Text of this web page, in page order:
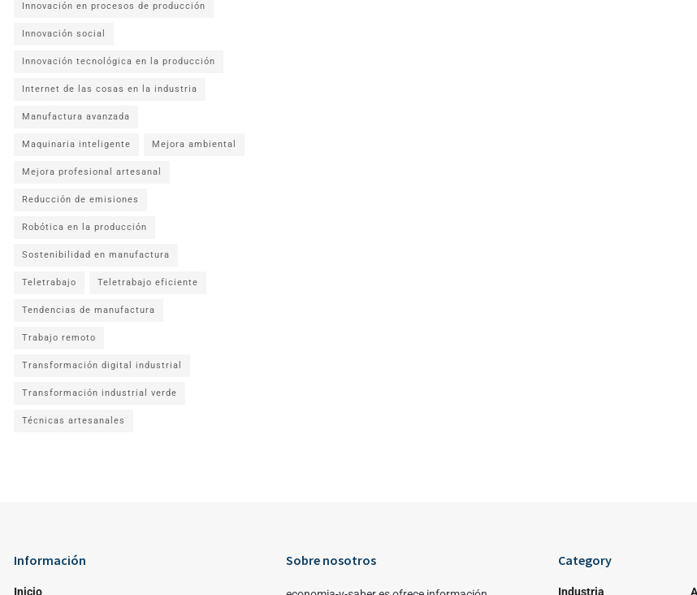
Innovación en procesos de producción
Innovación social
Innovación tecnológica en la producción
Internet de las cosas en la industria
Manufactura avanzada
Maquinaria inteligente Mejora ambiental
Mejora profesional artesanal
Reducción de emisiones
Robótica en la producción
Sostenibilidad en manufactura
Teletrabajo Teletrabajo eficiente
Tendencias de manufactura
Trabajo remoto
Transformación digital industrial
Transformación industrial verde
Técnicas artesanales
Información
Inicio
Sobre nosotros Category
Industria